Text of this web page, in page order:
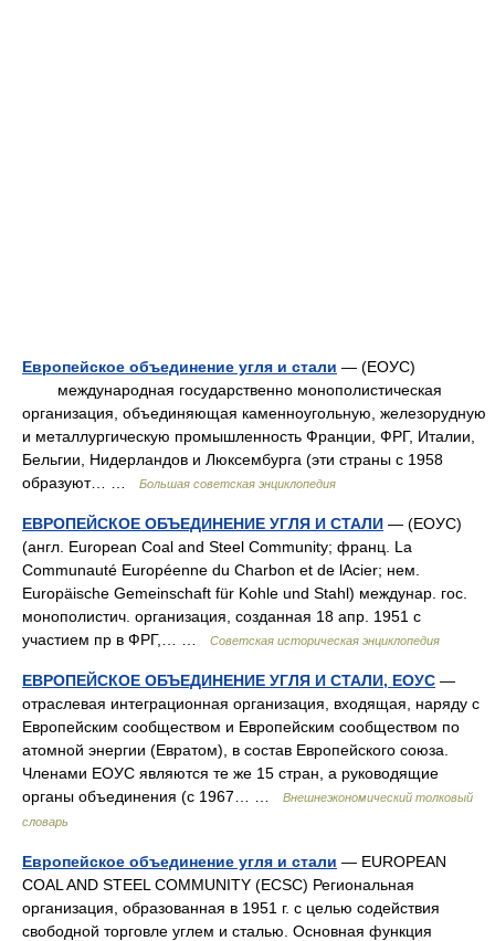
Европейское объединение угля и стали — (ЕОУС)
международная государственно монополистическая
организация, объединяющая каменноугольную, железорудную
и металлургическую промышленность Франции, ФРГ, Италии,
Бельгии, Нидерландов и Люксембурга (эти страны с 1958
образуют… …
Большая советская энциклопедия
ЕВРОПЕЙСКОЕ ОБЪЕДИНЕНИЕ УГЛЯ И СТАЛИ — (ЕОУС)
(англ. European Coal and Steel Community; франц. La
Communauté Européenne du Charbon et de lAcier; нем.
Europäische Gemeinschaft für Kohle und Stahl) междунар. гос.
монополистич. организация, созданная 18 апр. 1951 с
участием пр в ФРГ,… …
Советская историческая энциклопедия
ЕВРОПЕЙСКОЕ ОБЪЕДИНЕНИЕ УГЛЯ И СТАЛИ, ЕОУС —
отраслевая интеграционная организация, входящая, наряду с
Европейским сообществом и Европейским сообществом по
атомной энергии (Евратом), в состав Европейского союза.
Членами ЕОУС являются те же 15 стран, а руководящие
органы объединения (с 1967… …
Внешнеэкономический толковый
словарь
Европейское объединение угля и стали — EUROPEAN
COAL AND STEEL COMMUNITY (ECSC) Региональная
организация, образованная в 1951 г. с целью содействия
свободной торговле углем и сталью. Основная функция